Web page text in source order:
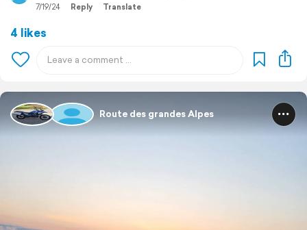
7/19/24 Reply Translate
4 likes
Route des grandes Alpes